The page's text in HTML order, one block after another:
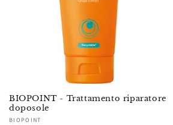
BIOPOINT - Trattamento riparatore
doposole
Fornitore:
BIOPOINT